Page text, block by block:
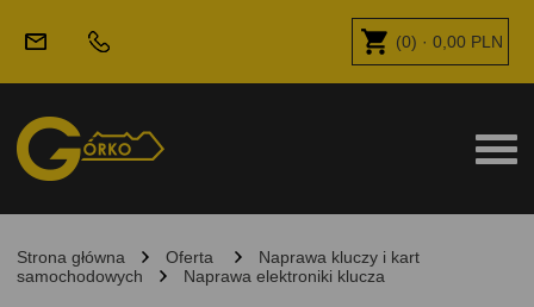
(0) · 0,00 PLN
Strona główna Oferta
Naprawa kluczy i kart
samochodowych
Naprawa elektroniki klucza